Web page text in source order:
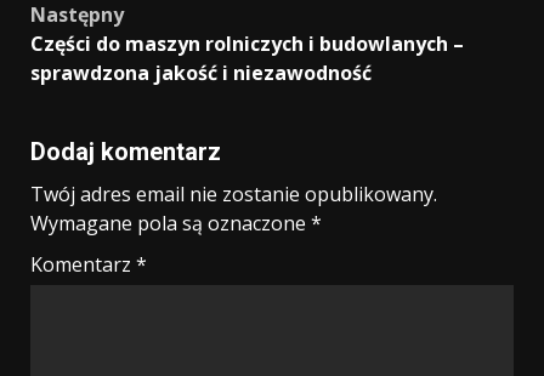
Następny
Części do maszyn rolniczych i budowlanych –
sprawdzona jakość i niezawodność
Dodaj komentarz
Twój adres email nie zostanie opublikowany.
Wymagane pola są oznaczone *
Komentarz *